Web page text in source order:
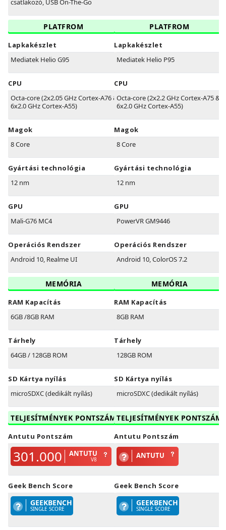
csatlakozó, USB On-The-Go
PLATFROM
Lapkakészlet
Mediatek Helio G95
CPU
Octa-core (2x2.05 GHz Cortex-A76 &
6x2.0 GHz Cortex-A55)
Magok
8 Core
Gyártási technológia
12 nm
GPU
Mali-G76 MC4
Operációs Rendszer
Android 10, Realme UI
MEMÓRIA
RAM Kapacítás
6GB /8GB RAM
Tárhely
64GB / 128GB ROM
SD Kártya nyílás
microSDXC (dedikált nyílás)
TELJESÍTMÉNYEK PONTSZÁM
Antutu Pontszám
301.000 ANTUTU
V8
Geek Bench Score
GEEKBENCH
SINGLE SCORE
PLATFROM
Lapkakészlet
Mediatek Helio P95
CPU
Octa-core (2x2.2 GHz Cortex-A75 &
6x2.0 GHz Cortex-A55)
Magok
8 Core
Gyártási technológia
12 nm
GPU
PowerVR GM9446
Operációs Rendszer
Android 10, ColorOS 7.2
MEMÓRIA
RAM Kapacítás
8GB RAM
Tárhely
128GB ROM
SD Kártya nyílás
microSDXC (dedikált nyílás)
TELJESÍTMÉNYEK PONTSZÁM
Antutu Pontszám
ANTUTU
Geek Bench Score
GEEKBENCH
SINGLE SCORE